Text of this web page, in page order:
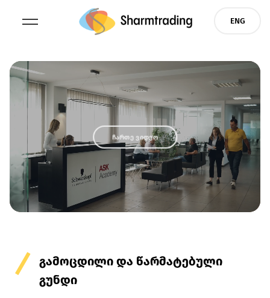
ENG
ჩართე ვიდეო
გამოცდილი და წარმატებული
გუნდი